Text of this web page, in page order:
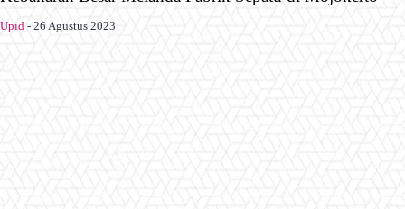
Upid - 26 Agustus 2023